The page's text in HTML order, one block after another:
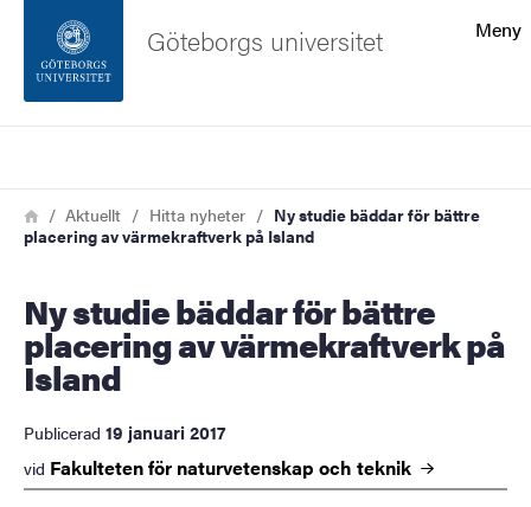
Sidfoten
Om webbplatsen
Meny
Göteborgs universitet
Länkstig
HemAktuellt Hitta nyheter
Ny studie bäddar för bättre
placering av värmekraftverk på Island
Ny studie bäddar för bättre
placering av värmekraftverk på
Island
Publicerad 19 januari 2017
vid Fakulteten för naturvetenskap och teknik